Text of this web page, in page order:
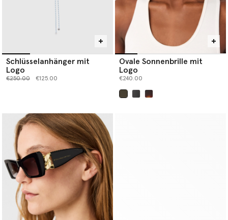
Schlüsselanhänger mit
Logo
Preis reduziert von
€250.00bis€125.00
Ovale Sonnenbrille mit
Logo
€240.00